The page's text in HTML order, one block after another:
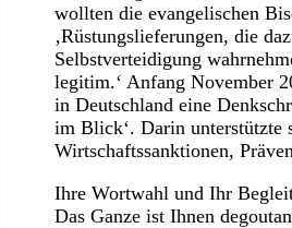
wollten die evangelischen
‚Rüstungslieferungen, die
Selbstverteidigung
legitim.‘ Anfang November
in Deutschland eine
im Blick‘. Darin unterstützte
Wirtschaftssanktionen,
Ihre Wortwahl und Ihr
Das Ganze ist Ihnen